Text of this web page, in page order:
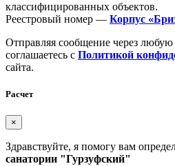
классифицированных объектов.
Реестровый номер — Корпус
Отправляя сообщение через
соглашаетесь с Политикой
сайта.
Расчет
×
Здравствуйте, я помогу вам
санатории "Гурзуфский"